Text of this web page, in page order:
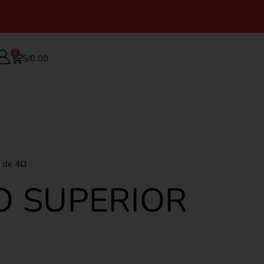
S/0.00
0
de 4Ω
SUPERIOR